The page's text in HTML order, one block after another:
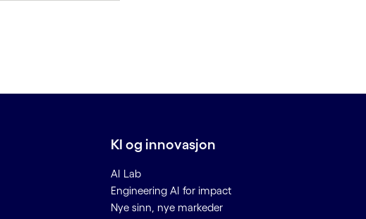
KI og innovasjon
AI Lab
Engineering AI for impact
Nye sinn, nye markeder